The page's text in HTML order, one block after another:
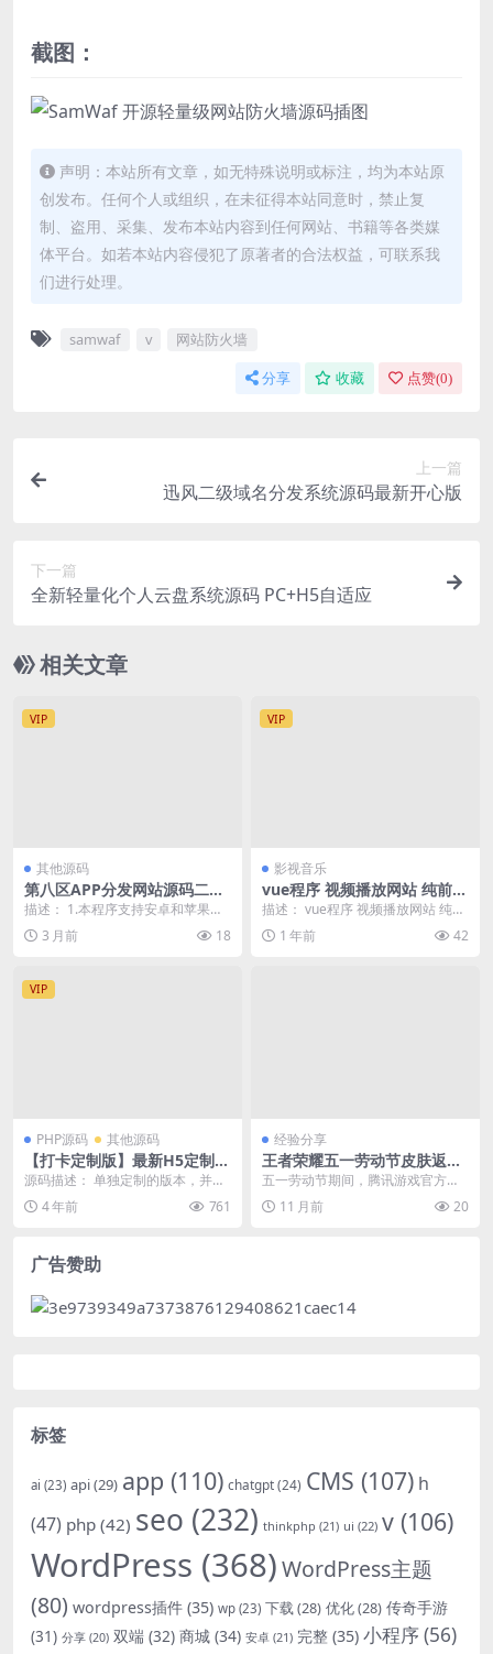
截图：
声明：本站所有文章，如无特殊说明或标注，均为本站原
创发布。任何个人或组织，在未征得本站同意时，禁止复
制、盗用、采集、发布本站内容到任何网站、书籍等各类媒
体平台。如若本站内容侵犯了原著者的合法权益，可联系我
们进行处理。
samwaf v 网站防火墙
分享 收藏 点赞(0)
上一篇
迅风二级域名分发系统源码最新开心版
下一篇
全新轻量化个人云盘系统源码 PC+H5自适应
相关文章
VIP
其他源码
第八区APP分发网站源码二开
版_支持安卓/IOS/EXE分发+企
业签名
描述： 1.本程序支持安卓和苹果及E
XE程序分发，上传后自动判断，通
过技术手段已...
3 月前 18
VIP
影视音乐
vue程序 视频播放网站 纯前端
vue源码带搭建教程
描述： vue程序 视频播放网站 纯前
端 vue源码带搭建教程 有项目详细
说明，...
1 年前 42
VIP
PHP源码 其他源码
【打卡定制版】最新H5定制版
早起打卡支付已接带完整搭建
教程
源码描述： 单独定制的版本，并未
流通过，UI很漂亮，专业的早起打
开平台，和之前的...
4 年前 761
经验分享
王者荣耀五一劳动节皮肤返场
名单公布及获取攻略
五一劳动节期间，腾讯游戏官方公
布了《王者荣耀》多款热门皮肤的
返场名单。本文将基于...
11 月前 20
广告赞助
标签
ai (23) api(29) app (110) chatgpt(24) CMS (107) h
(47) php (42) seo (232) thinkphp (21) ui (22) v (106)
WordPress (368)WordPress主题
(80) wordpress插件 (35) wp (23) 下载(28) 优化(28) 传奇手游
(31) 分享 (20) 双端 (32) 商城 (34) 安卓 (21) 完整 (35) 小程序(56)